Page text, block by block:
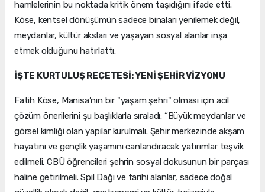
hamlelerinin bu noktada kritik önem taşıdığını ifade etti.
Köse, kentsel dönüşümün sadece binaları yenilemek değil,
meydanlar, kültür aksları ve yaşayan sosyal alanlar inşa
etmek olduğunu hatırlattı.
İŞTE KURTULUŞ REÇETESİ: YENİ ŞEHİR VİZYONU
Fatih Köse, Manisa’nın bir "yaşam şehri" olması için acil
çözüm önerilerini şu başlıklarla sıraladı: “Büyük meydanlar ve
görsel kimliği olan yapılar kurulmalı. Şehir merkezinde akşam
hayatını ve gençlik yaşamını canlandıracak yatırımlar teşvik
edilmeli. CBÜ öğrencileri şehrin sosyal dokusunun bir parçası
haline getirilmeli. Spil Dağı ve tarihi alanlar, sadece doğal